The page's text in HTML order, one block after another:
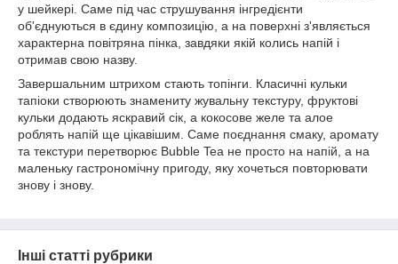
у шейкері. Саме під час струшування інгредієнти
об'єднуються в єдину композицію, а на поверхні з'являється
характерна повітряна пінка, завдяки якій колись напій і
отримав свою назву.
Завершальним штрихом стають топінги. Класичні кульки
тапіоки створюють знамениту жувальну текстуру, фруктові
кульки додають яскравий сік, а кокосове желе та алое
роблять напій ще цікавішим. Саме поєднання смаку, аромату
та текстури перетворює Bubble Tea не просто на напій, а на
маленьку гастрономічну пригоду, яку хочеться повторювати
знову і знову.
Інші статті рубрики